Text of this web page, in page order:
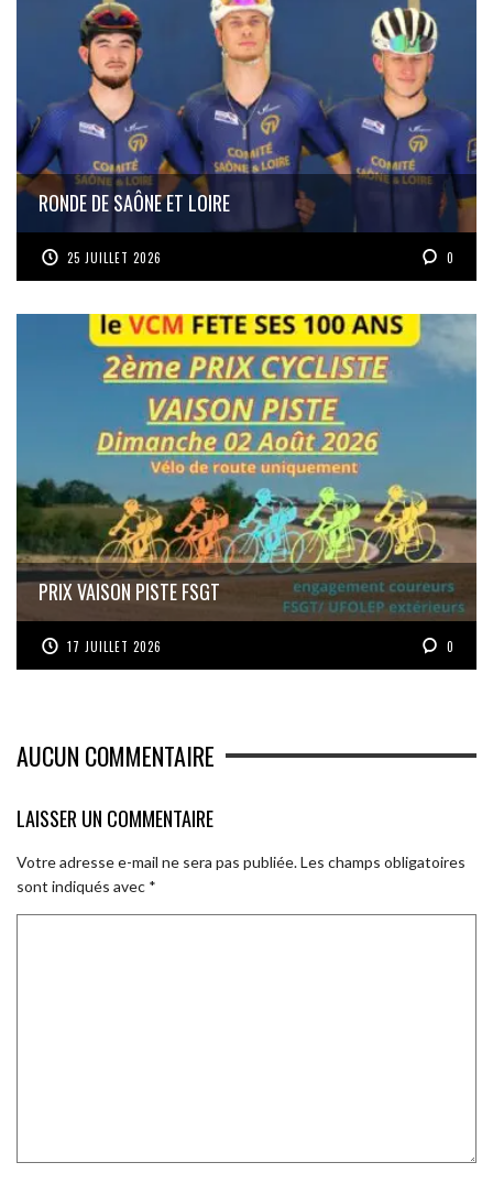
RONDE DE SAÔNE ET LOIRE
25 JUILLET 2026 0
PRIX VAISON PISTE FSGT
17 JUILLET 2026 0
AUCUN COMMENTAIRE
LAISSER UN COMMENTAIRE
Votre adresse e-mail ne sera pas publiée.Les champs obligatoires
sont indiqués avec *